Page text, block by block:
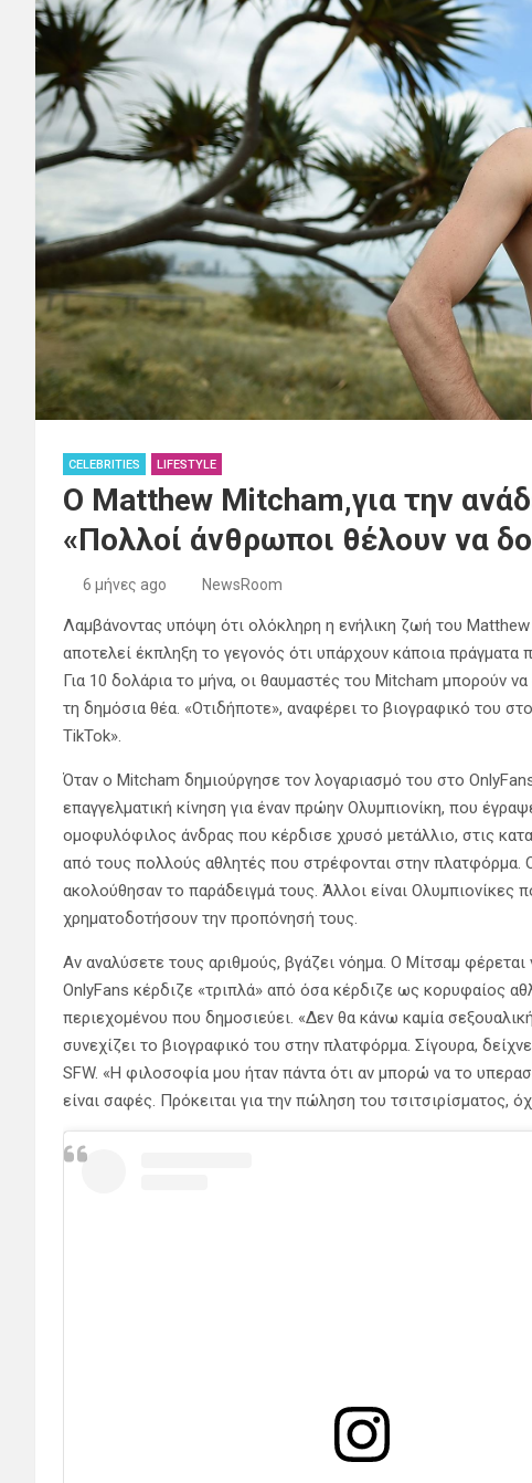
CELEBRITIES LIFESTYLE
Ο Matthew Mitcham,για την
«Πολλοί άνθρωποι θέλουν να
6 μήνες ago NewsRoom
Λαμβάνοντας υπόψη ότι ολόκληρη η ενήλικη ζωή του
αποτελεί έκπληξη το γεγονός ότι υπάρχουν κάποια πράγματα
Για 10 δολάρια το μήνα, οι θαυμαστές του Mitcham μπορούν
τη δημόσια θέα. «Οτιδήποτε», αναφέρει το βιογραφικό του
TikTok».
Όταν ο Mitcham δημιούργησε τον λογαριασμό του στο
επαγγελματική κίνηση για έναν πρώην Ολυμπιονίκη, που
ομοφυλόφιλος άνδρας που κέρδισε χρυσό μετάλλιο, στις
από τους πολλούς αθλητές που στρέφονται στην πλατφόρμα.
ακολούθησαν το παράδειγμά τους. Άλλοι είναι Ολυμπιονίκες
χρηματοδοτήσουν την προπόνησή τους.
Αν αναλύσετε τους αριθμούς, βγάζει νόημα. Ο Μίτσαμ
OnlyFans κέρδιζε «τριπλά» από όσα κέρδιζε ως κορυφαίος
περιεχομένου που δημοσιεύει. «Δεν θα κάνω καμία
συνεχίζει το βιογραφικό του στην πλατφόρμα. Σίγουρα,
SFW. «Η φιλοσοφία μου ήταν πάντα ότι αν μπορώ να το
είναι σαφές. Πρόκειται για την πώληση του τσιτσιρίσματος,